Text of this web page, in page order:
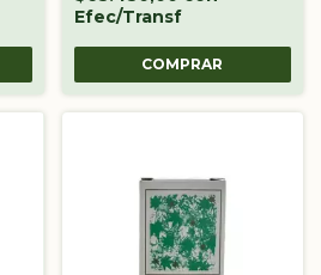
Efec/Transf